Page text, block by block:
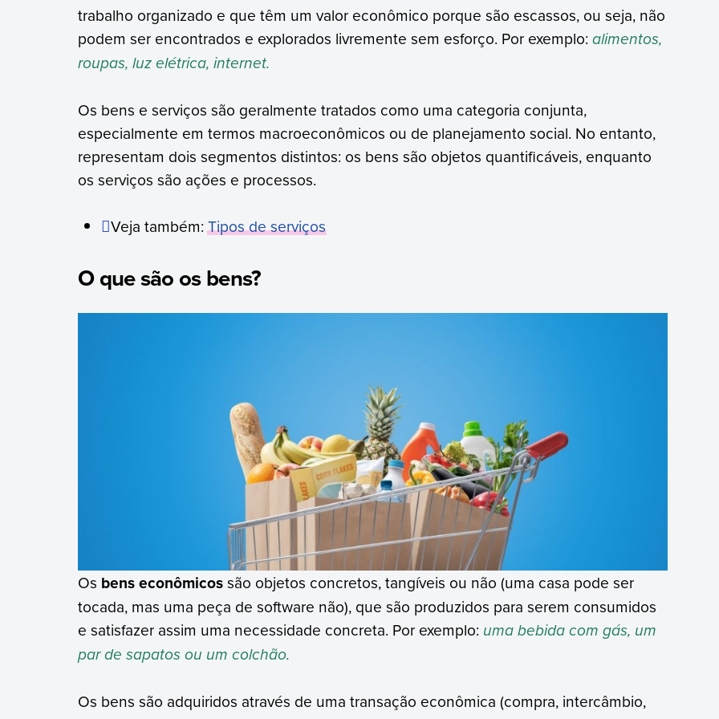
trabalho organizado e que têm um valor econômico porque são escassos, ou seja, não
podem ser encontrados e explorados livremente sem esforço. Por exemplo: alimentos,
roupas, luz elétrica, internet.
Os bens e serviços são geralmente tratados como uma categoria conjunta,
especialmente em termos macroeconômicos ou de planejamento social. No entanto,
representam dois segmentos distintos: os bens são objetos quantificáveis, enquanto
os serviços são ações e processos.
Veja também:Tipos de serviços
O que são os bens?
Os bens econômicossão objetos concretos, tangíveis ou não (uma casa pode ser
tocada, mas uma peça de software não), que são produzidos para serem consumidos
e satisfazer assim uma necessidade concreta. Por exemplo: uma bebida com gás, um
par de sapatos ou um colchão.
Os bens são adquiridos através de uma transação econômica (compra, intercâmbio,